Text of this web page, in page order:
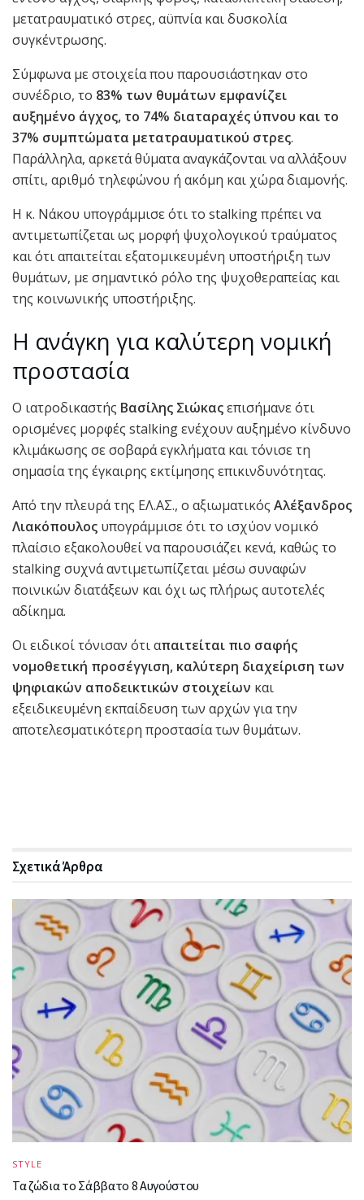
μετατραυματικό στρες, αϋπνία και δυσκολία
συγκέντρωσης.
Σύμφωνα με στοιχεία που παρουσιάστηκαν στο
συνέδριο, το 83% των θυμάτων εμφανίζει
αυξημένο άγχος, το 74% διαταραχές ύπνου και το
37% συμπτώματα μετατραυματικού στρες.
Παράλληλα, αρκετά θύματα αναγκάζονται να αλλάξουν
σπίτι, αριθμό τηλεφώνου ή ακόμη και χώρα διαμονής.
Η κ. Νάκου υπογράμμισε ότι το stalking πρέπει να
αντιμετωπίζεται ως μορφή ψυχολογικού τραύματος
και ότι απαιτείται εξατομικευμένη υποστήριξη των
θυμάτων, με σημαντικό ρόλο της ψυχοθεραπείας και
της κοινωνικής υποστήριξης.
Η ανάγκη για καλύτερη νομική
προστασία
Ο ιατροδικαστής Βασίλης Σιώκαςεπισήμανε ότι
ορισμένες μορφές stalking ενέχουν αυξημένο κίνδυνο
κλιμάκωσης σε σοβαρά εγκλήματα και τόνισε τη
σημασία της έγκαιρης εκτίμησης επικινδυνότητας.
Από την πλευρά της ΕΛ.ΑΣ., ο αξιωματικός Αλέξανδρος
Λιακόπουλος υπογράμμισε ότι το ισχύον νομικό
πλαίσιο εξακολουθεί να παρουσιάζει κενά, καθώς το
stalking συχνά αντιμετωπίζεται μέσω συναφών
ποινικών διατάξεων και όχι ως πλήρως αυτοτελές
αδίκημα.
Οι ειδικοί τόνισαν ότι απαιτείται πιο σαφής
νομοθετική προσέγγιση, καλύτερη διαχείριση των
ψηφιακών αποδεικτικών στοιχείων και
εξειδικευμένη εκπαίδευση των αρχών για την
αποτελεσματικότερη προστασία των θυμάτων.
ΣχετικάΆρθρα
STYLE
Τα ζώδια το Σάββατο 8 Αυγούστου